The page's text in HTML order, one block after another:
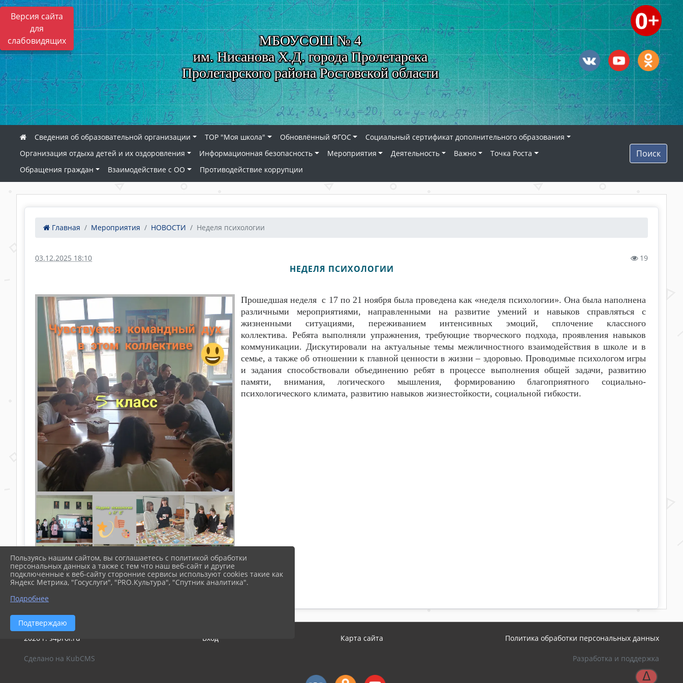
Версия сайта
для
слабовидящих
МБОУСОШ № 4
им. Нисанова Х.Д. города Пролетарска
Пролетарского района Ростовской области
ᐃ
Сведения об образовательной организации ТОР "Моя школа" Обновлённый ФГОС
Социальный сертификат дополнительного образования
Организация отдыха детей и их оздоровления
Информационная безопасность Мероприятия Деятельность Важно
Точка Роста
Обращения граждан
Взаимодействие с ОО Противодействие коррупции
Поиск
Главная Мероприятия НОВОСТИ Неделя психологии
03.12.2025 18:10 19
НЕДЕЛЯ ПСИХОЛОГИИ
Прошедшая неделя с 17 по 21 ноября была проведена как «неделя психологии». Она была наполнена
различными мероприятиями, направленными на развитие умений и навыков справляться с
жизненными ситуациями, переживанием интенсивных эмоций, сплочение классного
коллектива. Ребята выполняли упражнения, требующие творческого подхода, проявления навыков
коммуникации. Дискутировали на актуальные темы межличностного взаимодействия в школе и в
семье, а также об отношении к главной ценности в жизни – здоровью. Проводимые психологом игры
и задания способствовали объединению ребят в процессе выполнения общей задачи, развитию
памяти, внимания, логического мышления, формированию благоприятного социально-
психологического климата, развитию навыков жизнестойкости, социальной гибкости.
2026 г. s4prol.ru Вход Карта сайта Политика обработки персональных данных
Сделано на KubCMS Разработка и поддержка
Пользуясь нашим сайтом, вы соглашаетесь с политикой обработки
персональных данных а также с тем что наш веб-сайт и другие
подключенные к веб-сайту сторонние сервисы используют cookies такие как
Яндекс Метрика, "Госуслуги", "PRO.Культура", "Спутник аналитика".
Подробнее
Подтверждаю